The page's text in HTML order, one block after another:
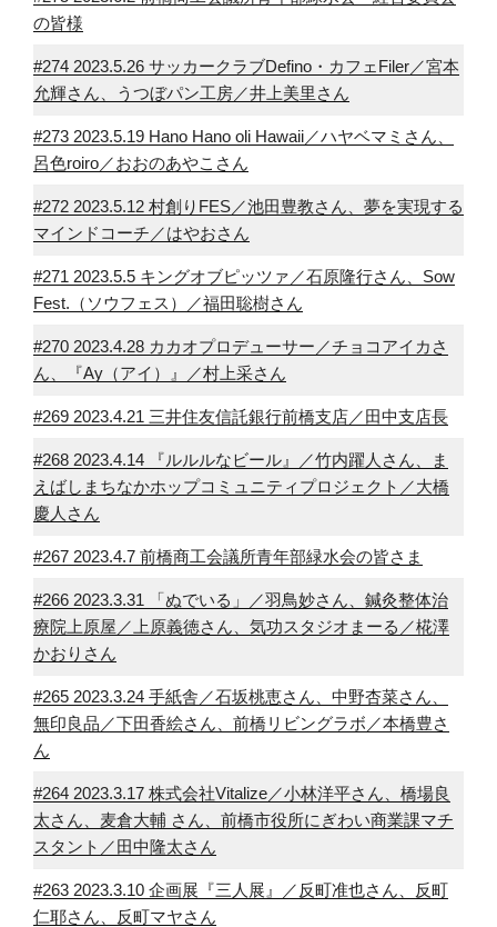
の皆様
#274 2023.5.26 サッカークラブDefino・カフェFiler／宮本
允輝さん、うつぼパン工房／井上美里さん
#273 2023.5.19 Hano Hano oli Hawaii／ハヤベマミさん、
呂色roiro／おおのあやこさん
#272 2023.5.12 村創りFES／池田豊教さん、夢を実現する
マインドコーチ／はやおさん
#271 2023.5.5 キングオブピッツァ／石原隆行さん、Sow
Fest.（ソウフェス）／福田聡樹さん
#270 2023.4.28 カカオプロデューサー／チョコアイカさ
ん、『Ay（アイ）』／村上采さん
#269 2023.4.21 三井住友信託銀行前橋支店／田中支店長
#268 2023.4.14 『ルルルなビール』／竹内躍人さん、ま
えばしまちなかホップコミュニティプロジェクト／大橋
慶人さん
#267 2023.4.7 前橋商工会議所青年部緑水会の皆さま
#266 2023.3.31 「ぬでいる」／羽鳥妙さん、鍼灸整体治
療院上原屋／上原義徳さん、気功スタジオまーる／椛澤
かおりさん
#265 2023.3.24 手紙舎／石坂桃恵さん、中野杏菜さん、
無印良品／下田香絵さん、前橋リビングラボ／本橋豊さ
ん
#264 2023.3.17 株式会社Vitalize／小林洋平さん、橋場良
太さん、麦倉大輔 さん、前橋市役所にぎわい商業課マチ
スタント／田中隆太さん
#263 2023.3.10 企画展『三人展』／反町准也さん、反町
仁耶さん、反町マヤさん